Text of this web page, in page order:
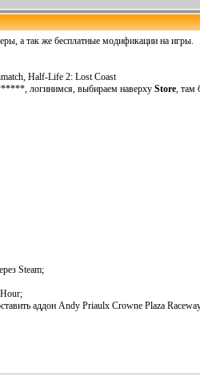
а так же бесплатные модификации на игры.
Half-Life 2: Lost Coast
логинимся, выбираем наверху Store, там
Steam;
аддон Andy Priaulx Crowne Plaza